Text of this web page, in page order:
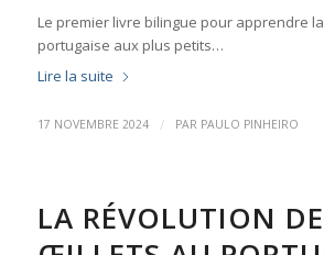
Le premier livre bilingue pour apprendre
portugaise aux plus petits…
Lire la suite
17 NOVEMBRE 2024 / PAR PAULO PINHEIRO
LA RÉVOLUTION